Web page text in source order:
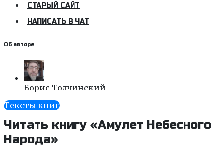
СТАРЫЙ САЙТ
НАПИСАТЬ В ЧАТ
Об авторе
Борис Толчинский
Тексты книг
Читать книгу «Амулет Небесного
Народа»